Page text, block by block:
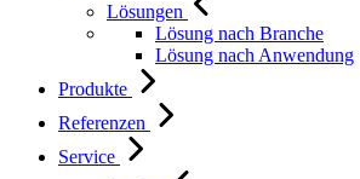
Lösungen
Lösung nach Branche
Lösung nach Anwendung
Produkte
Referenzen
Service